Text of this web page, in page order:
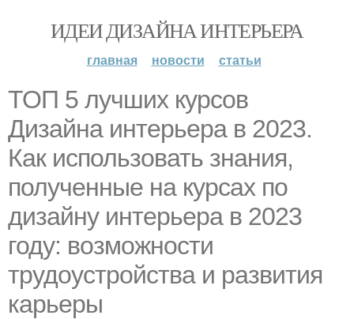
ИДЕИ ДИЗАЙНА ИНТЕРЬЕРА
главная новости статьи
ТОП 5 лучших курсов
Дизайна интерьера в 2023.
Как использовать знания,
полученные на курсах по
дизайну интерьера в 2023
году: возможности
трудоустройства и развития
карьеры